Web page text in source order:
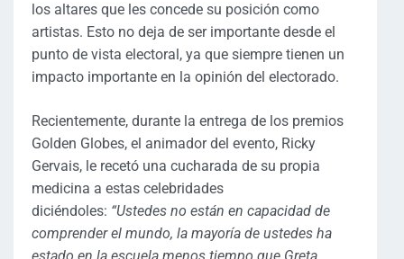
los altares que les concede su posición como
artistas. Esto no deja de ser importante desde el
punto de vista electoral, ya que siempre tienen un
impacto importante en la opinión del electorado.
Recientemente, durante la entrega de los premios
Golden Globes, el animador del evento, Ricky
Gervais, le recetó una cucharada de su propia
medicina a estas celebridades
diciéndoles: “Ustedes no están en capacidad de
comprender el mundo, la mayoría de ustedes ha